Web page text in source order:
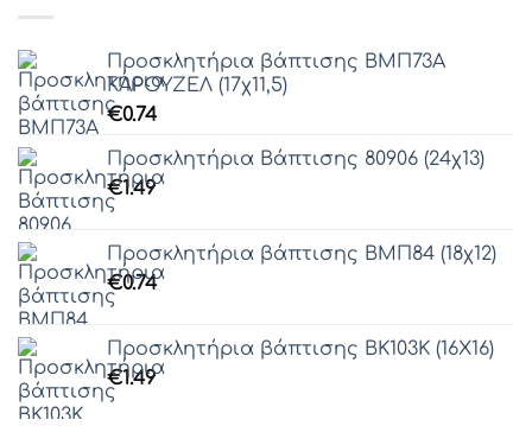
Προσκλητήρια βάπτισης ΒΜΠ73Α
ΚΑΡΟΥΖΕΛ (17χ11,5)
€0.74
Προσκλητήρια Βάπτισης 80906 (24χ13)
€1.49
Προσκλητήρια βάπτισης ΒΜΠ84 (18χ12)
€0.74
Προσκλητήρια βάπτισης ΒΚ103Κ (16Χ16)
€1.49